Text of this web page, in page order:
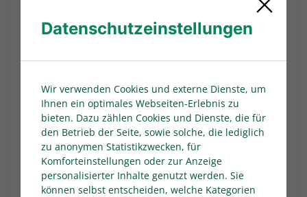
Datenschutzeinstellungen
Wir verwenden Cookies und externe Dienste, um
Ihnen ein optimales Webseiten-Erlebnis zu
bieten. Dazu zählen Cookies und Dienste, die für
den Betrieb der Seite, sowie solche, die lediglich
zu anonymen Statistikzwecken, für
Komforteinstellungen oder zur Anzeige
personalisierter Inhalte genutzt werden. Sie
können selbst entscheiden, welche Kategorien